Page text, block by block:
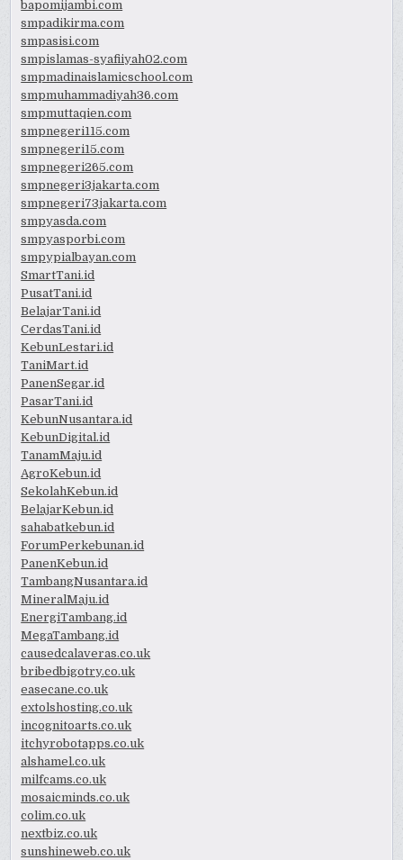
bapomijambi.com
smpadikirma.com
smpasisi.com
smpislamas-syafiiyah02.com
smpmadinaislamicschool.com
smpmuhammadiyah36.com
smpmuttaqien.com
smpnegeri115.com
smpnegeri15.com
smpnegeri265.com
smpnegeri3jakarta.com
smpnegeri73jakarta.com
smpyasda.com
smpyasporbi.com
smpypialbayan.com
SmartTani.id
PusatTani.id
BelajarTani.id
CerdasTani.id
KebunLestari.id
TaniMart.id
PanenSegar.id
PasarTani.id
KebunNusantara.id
KebunDigital.id
TanamMaju.id
AgroKebun.id
SekolahKebun.id
BelajarKebun.id
sahabatkebun.id
ForumPerkebunan.id
PanenKebun.id
TambangNusantara.id
MineralMaju.id
EnergiTambang.id
MegaTambang.id
causedcalaveras.co.uk
bribedbigotry.co.uk
easecane.co.uk
extolshosting.co.uk
incognitoarts.co.uk
itchyrobotapps.co.uk
alshamel.co.uk
milfcams.co.uk
mosaicminds.co.uk
colim.co.uk
nextbiz.co.uk
sunshineweb.co.uk